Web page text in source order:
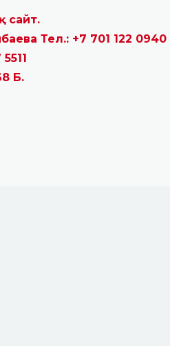
сайт.
Тел.: +7 701 122 0940
Б.